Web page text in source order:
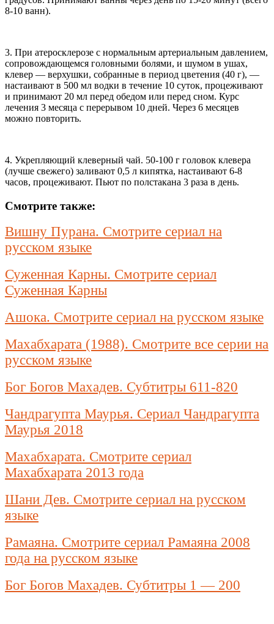
8-10 ванн).
3. При атеросклерозе с нормальным артериальным давлением,
сопровождающемся головными болями, и шумом в ушах,
клевер — верхушки, собранные в период цветения (40 г), —
настаивают в 500 мл водки в течение 10 суток, процеживают
и принимают 20 мл перед обедом или перед сном. Курс
лечения 3 месяца с перерывом 10 дней. Через 6 месяцев
можно повторить.
4. Укрепляющий клеверный чай. 50-100 г головок клевера
(лучше свежего) заливают 0,5 л кипятка, настаивают 6-8
часов, процеживают. Пьют по полстакана 3 раза в день.
Смотрите также:
Вишну Пурана. Смотрите сериал на
русском языке
Суженная Карны. Смотрите сериал
Суженная Карны
Ашока. Смотрите сериал на русском языке
Махабхарата (1988). Смотрите все серии на
русском языке
Бог Богов Махадев. Субтитры 611-820
Чандрагупта Маурья. Сериал Чандрагупта
Маурья 2018
Махабхарата. Смотрите сериал
Махабхарата 2013 года
Шани Дев. Смотрите сериал на русском
языке
Рамаяна. Смотрите сериал Рамаяна 2008
года на русском языке
Бог Богов Махадев. Субтитры 1 — 200